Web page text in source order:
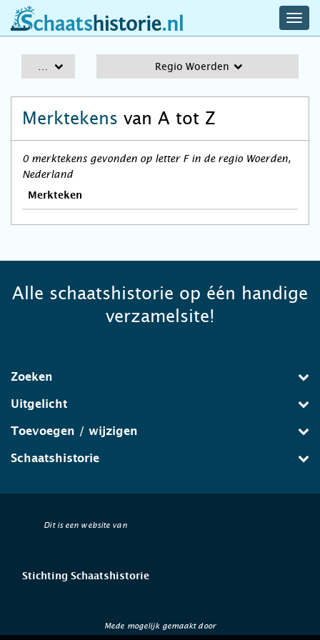
schaatshistorie.nl
Regio Woerden
Merktekens van A tot Z
0 merktekens gevonden op letter F in de regio Woerden,
Nederland
Merkteken
Alle schaatshistorie op één handige
verzamelsite!
Zoeken
Uitgelicht
Toevoegen / wijzigen
Schaatshistorie
Dit is een website van
Stichting Schaatshistorie
Mede mogelijk gemaakt door